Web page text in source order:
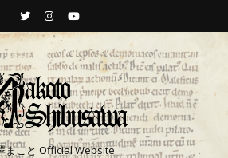
まこと Official Website